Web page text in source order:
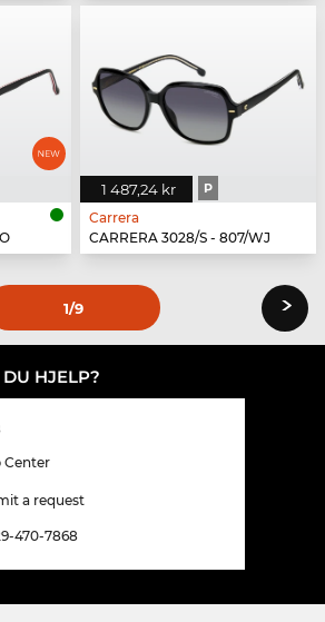
1 487,24 kr P
Carrera
CARRERA 3028/S - 807/WJ
1/9 ›
HJELP?
Center
a request
470-7868